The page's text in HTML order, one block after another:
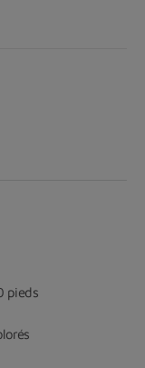
pieds